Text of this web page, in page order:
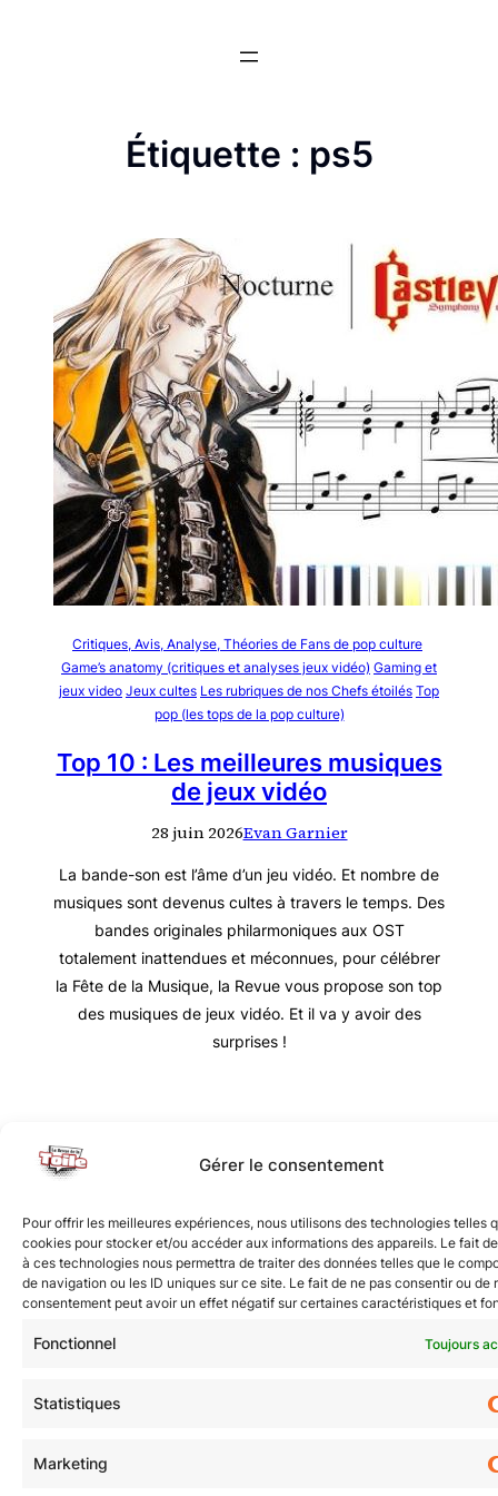
Gérer le consentement
Pour offrir les meilleures expériences, nous utilisons des technologies telles
cookies pour stocker et/ou accéder aux informations des appareils. Le fait
à ces technologies nous permettra de traiter des données telles que le
de navigation ou les ID uniques sur ce site. Le fait de ne pas consentir ou de
consentement peut avoir un effet négatif sur certaines caractéristiques et
Fonctionnel Toujours
Statistiques
Marketing
Étiquette : ps5
Critiques, Avis, Analyse, Théories de Fans de pop culture
Game’s anatomy (critiques et analyses jeux vidéo) Gaming et
jeux video Jeux cultes Les rubriques de nos Chefs étoilés Top
pop (les tops de la pop culture)
Top 10 : Les meilleures musiques
de jeux vidéo
28 juin 2026Evan Garnier
La bande-son est l’âme d’un jeu vidéo. Et nombre de
musiques sont devenus cultes à travers le temps. Des
bandes originales philarmoniques aux OST
totalement inattendues et méconnues, pour célébrer
la Fête de la Musique, la Revue vous propose son top
des musiques de jeux vidéo. Et il va y avoir des
surprises !
Nous vous invitons à rejoindre la communauté des
étoilé·e·s en participant à notre groupe Facebook
nous suivre sur tous nos réseaux !